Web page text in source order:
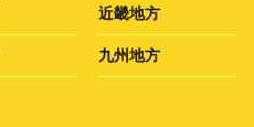
近畿地方
九州地方